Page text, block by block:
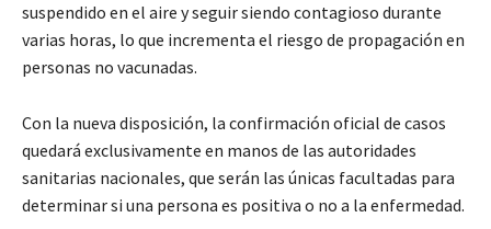
suspendido en el aire y seguir siendo contagioso durante
varias horas, lo que incrementa el riesgo de propagación en
personas no vacunadas.
Con la nueva disposición, la confirmación oficial de casos
quedará exclusivamente en manos de las autoridades
sanitarias nacionales, que serán las únicas facultadas para
determinar si una persona es positiva o no a la enfermedad.